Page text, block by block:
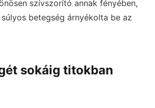
szívszorító annak fényében,
betegség árnyékolta be az
sokáig titokban